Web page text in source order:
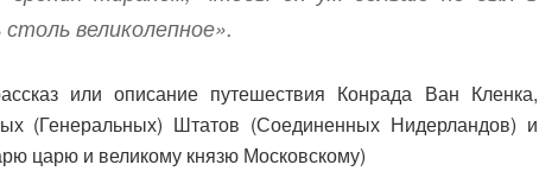
великолепное».
или описание путешествия Конрада Ван Кленка,
(Генеральных) Штатов (Соединенных Нидерландов) и
царю и великому князю Московскому)